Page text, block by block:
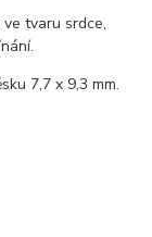
tvaru srdce,
7,7 x 9,3 mm.